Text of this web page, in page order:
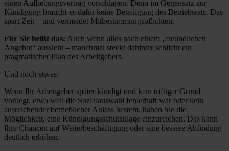
einen Aufhebungsvertrag vorschlagen. Denn im Gegensatz zur
Kündigung braucht es dafür keine Beteiligung des Betriebsrats. Das
spart Zeit – und vermeidet Mitbestimmungspflichten.
Für Sie heißt das: Auch wenn alles nach einem „freundlichen
Angebot“ aussieht – manchmal steckt dahinter schlicht ein
pragmatischer Plan des Arbeitgebers.
Und noch etwas:
Wenn Ihr Arbeitgeber später kündigt und kein triftiger Grund
vorliegt, etwa weil die Sozialauswahl fehlerhaft war oder kein
ausreichender betrieblicher Anlass besteht, haben Sie die
Möglichkeit, eine Kündigungsschutzklage einzureichen. Das kann
Ihre Chancen auf Weiterbeschäftigung oder eine bessere Abfindung
deutlich erhöhen.